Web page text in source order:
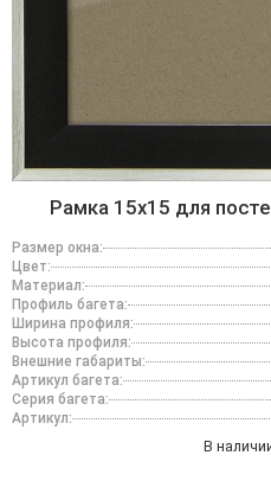
Рамка 15x15 для
Размер окна:
Цвет:
Материал:
Профиль багета:
Ширина профиля:
Высота профиля:
Внешние габариты:
Артикул багета:
Серия багета:
Артикул:
В